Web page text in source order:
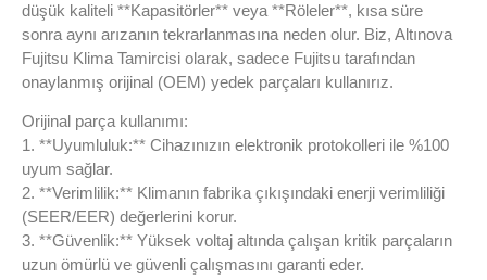
düşük kaliteli **Kapasitörler** veya **Röleler**, kısa süre
sonra aynı arızanın tekrarlanmasına neden olur. Biz, Altınova
Fujitsu Klima Tamircisi olarak, sadece Fujitsu tarafından
onaylanmış orijinal (OEM) yedek parçaları kullanırız.
Orijinal parça kullanımı:
1. **Uyumluluk:** Cihazınızın elektronik protokolleri ile %100
uyum sağlar.
2. **Verimlilik:** Klimanın fabrika çıkışındaki enerji verimliliği
(SEER/EER) değerlerini korur.
3. **Güvenlik:** Yüksek voltaj altında çalışan kritik parçaların
uzun ömürlü ve güvenli çalışmasını garanti eder.